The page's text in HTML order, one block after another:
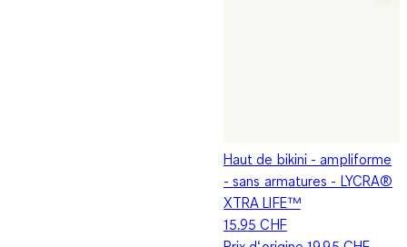
Haut de bikini - ampliforme
- sans armatures - LYCRA®
XTRA LIFE™
15.95 CHF